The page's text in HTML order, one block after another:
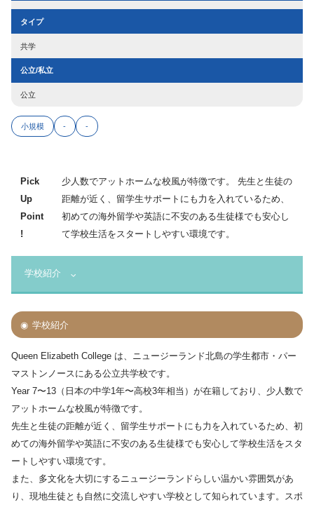
タイプ
共学
公立/私立
公立
小規模 - -
Pick
Up
Point
!
少人数でアットホームな校風が特徴です。 先生と生徒の
距離が近く、留学生サポートにも力を入れているため、
初めての海外留学や英語に不安のある生徒様でも安心し
て学校生活をスタートしやすい環境です。
学校紹介
学校紹介
Queen Elizabeth College は、ニュージーランド北島の学生都市・パー
マストンノースにある公立共学校です。
Year 7〜13（日本の中学1年〜高校3年相当）が在籍しており、少人数で
アットホームな校風が特徴です。
先生と生徒の距離が近く、留学生サポートにも力を入れているため、初
めての海外留学や英語に不安のある生徒様でも安心して学校生活をスタ
ートしやすい環境です。
また、多文化を大切にするニュージーランドらしい温かい雰囲気があ
り、現地生徒とも自然に交流しやすい学校として知られています。スポ